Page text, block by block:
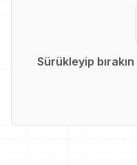
Sürükleyip bırakın